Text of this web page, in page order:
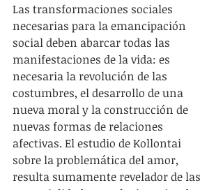
Las transformaciones sociales
necesarias para la emancipación
social deben abarcar todas las
manifestaciones de la vida: es
necesaria la revolución de las
costumbres, el desarrollo de una
nueva moral y la construcción de
nuevas formas de relaciones
afectivas. El estudio de Kollontai
sobre la problemática del amor,
resulta sumamente revelador de las